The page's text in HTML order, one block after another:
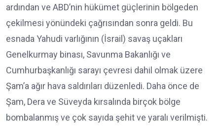
ardından ve ABD’nin hükümet güçlerinin bölgeden
çekilmesi yönündeki çağrısından sonra geldi. Bu
esnada Yahudi varlığının (İsrail) savaş uçakları
Genelkurmay binası, Savunma Bakanlığı ve
Cumhurbaşkanlığı sarayı çevresi dahil olmak üzere
Şam’a ağır hava saldırıları düzenledi. Daha önce de
Şam, Dera ve Süveyda kırsalında birçok bölge
bombalanmış ve çok sayıda şehit ve yaralı verilmişti.